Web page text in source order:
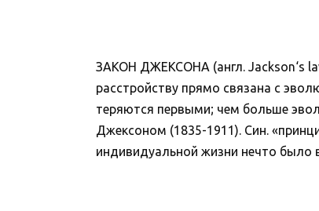
ЗАКОН ДЖЕКСОНА (англ. Jackson‘s
расстройству прямо связана с
теряются первыми; чем больше
Джексоном (1835-1911). Син.
индивидуальной жизни нечто было